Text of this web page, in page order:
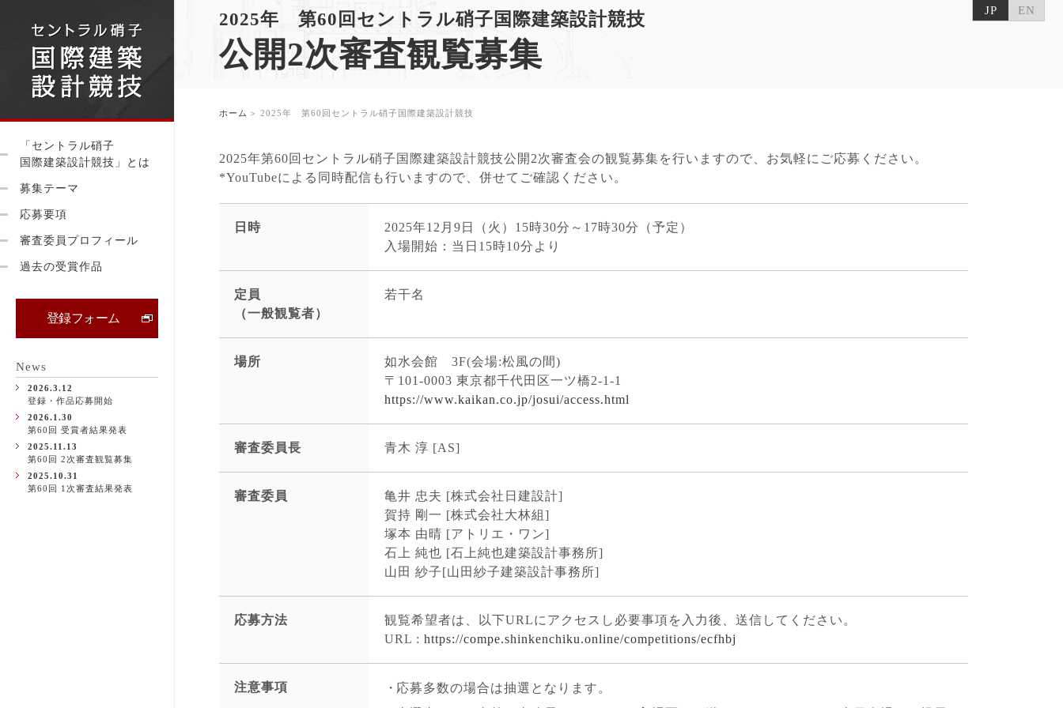
「セントラル硝子
国際建築設計競技」とは
募集テーマ
応募要項
審査委員プロフィール
過去の受賞作品
News
2026.3.12
登録・作品応募開始
2026.1.30
第60回 受賞者結果発表
2025.11.13
第60回 2次審査観覧募集
2025.10.31
第60回 1次審査結果発表
JP EN
2025年 第60回セントラル硝子国際建築設計競技
公開2次審査観覧募集
ホーム 2025年 第60回セントラル硝子国際建築設計競技
2025年第60回セントラル硝子国際建築設計競技公開2次審査会の観覧募集を行いますので、お気軽にご応募ください。
*YouTubeによる同時配信も行いますので、併せてご確認ください。
日時
2025年12月9日（火）15時30分～17時30分（予定）
入場開始：当日15時10分より
定員
（一般観覧者）
若干名
場所
如水会館 3F(会場:松風の間)
〒101-0003 東京都千代田区一ツ橋2-1-1
https://www.kaikan.co.jp/josui/access.html
審査委員長 青木 淳 [AS]
審査委員
亀井 忠夫 [株式会社日建設計]
賀持 剛一 [株式会社大林組]
塚本 由晴 [アトリエ・ワン]
石上 純也 [石上純也建築設計事務所]
山田 紗子[山田紗子建築設計事務所]
応募方法
観覧希望者は、以下URLにアクセスし必要事項を入力後、送信してください。
URL :https://compe.shinkenchiku.online/competitions/ecfhbj
注意事項 ・応募多数の場合は抽選となります。